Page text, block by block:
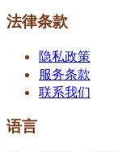
法律条款
隐私政策
服务条款
联系我们
语言